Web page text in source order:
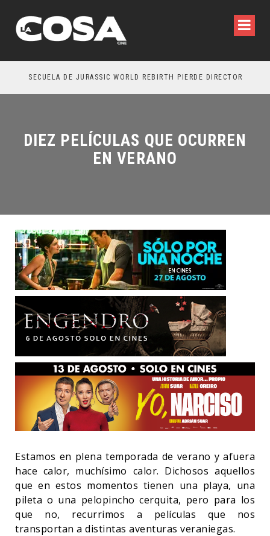
SECUELA DE JURASSIC WORLD REBIRTH PIERDE DIRECTOR
DIEZ PELÍCULAS QUE OCURREN
EN VERANO
Estamos en plena temporada de verano y afuera
hace calor, muchísimo calor. Dichosos aquellos
que en estos momentos tienen una playa, una
pileta o una pelopincho cerquita, pero para los
que no, recurrimos a películas que nos
transportan a distintas aventuras veraniegas.